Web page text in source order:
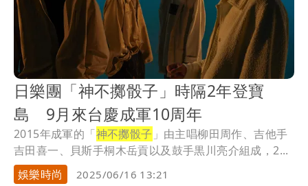
日樂團「神不擲骰子」時隔2年登寶
島 9月來台慶成軍10周年
2015年成軍的「神不擲骰子 」由主唱柳田周作、吉他手
吉田喜一、貝斯手桐木岳貢以及鼓手黒川亮介組成，2...
娛樂時尚
2025/06/16 13:21